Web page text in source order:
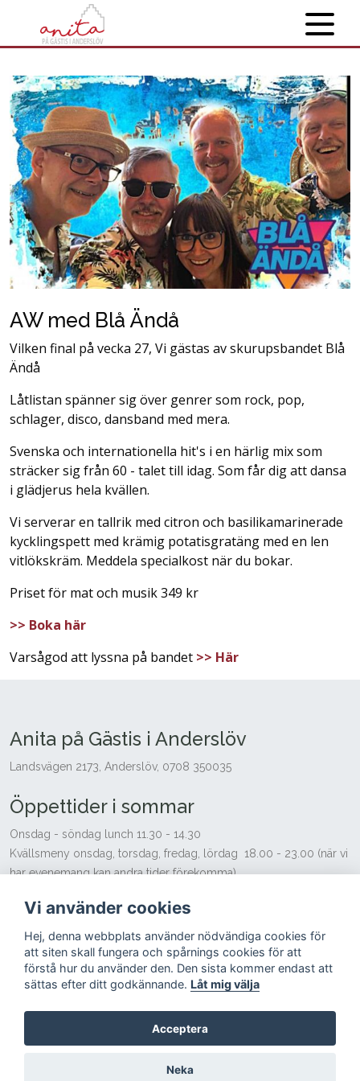
AW med Blå Ändå
Vilken final på vecka 27, Vi gästas av skurupsbandet Blå
Ändå
Låtlistan spänner sig över genrer som rock, pop,
schlager, disco, dansband med mera.
Svenska och internationella hit's i en härlig mix som
sträcker sig från 60 - talet till idag. Som får dig att dansa
i glädjerus hela kvällen.
Vi serverar en tallrik med citron och basilikamarinerade
kycklingspett med krämig potatisgratäng med en len
vitlökskräm. Meddela specialkost när du bokar.
Priset för mat och musik 349 kr
>> Boka här
Varsågod att lyssna på bandet >> Här
Anita på Gästis i Anderslöv
Landsvägen 2173, Anderslöv, 0708 350035
Öppettider i sommar
Onsdag - söndag lunch 11.30 - 14.30
Kvällsmeny onsdag, torsdag, fredag, lördag 18.00 - 23.00 (när vi
har evenemang kan andra tider förekomma)
Vi tar gärna emot beställningar på andra tider för sällskap över 20
personer.
Hjälp med hemsidan - Ljusblå Media
© Copyright 2024Anita på Gästis i Anderslöv
Vi använder cookies
Hej, denna webbplats använder nödvändiga cookies för
att siten skall fungera och spårnings cookies för att
förstå hur du använder den. Den sista kommer endast att
sättas efter ditt godkännande. Låt mig välja
Acceptera
Neka